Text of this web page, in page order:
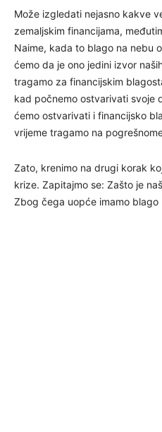
Može izgledati nejasno kakve
zemaljskim financijama,
Naime, kada to blago na nebu
ćemo da je ono jedini izvor
tragamo za financijskim
kad počnemo ostvarivati svoje
ćemo ostvarivati i financijsko
vrijeme tragamo na
Zato, krenimo na drugi korak
krize. Zapitajmo se: Zašto je
Zbog čega uopće imamo blago